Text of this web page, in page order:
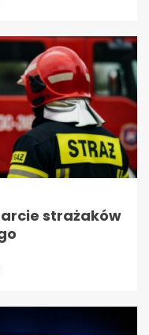
strażaków